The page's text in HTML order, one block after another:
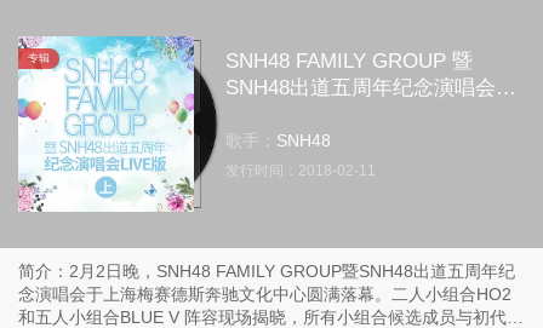
专辑
SNH48 FAMILY GROUP 暨
SNH48出道五周年纪念演唱会
歌手： SNH48
发行时间： 2018-02-11
简介：2月2日晚，SNH48 FAMILY GROUP暨SNH48出道五周年纪
念演唱会于上海梅赛德斯奔驰文化中心圆满落幕。二人小组合HO2
和五人小组合BLUE V 阵容现场揭晓，所有小组合候选成员与初代小